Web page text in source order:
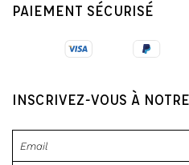
PAIEMENT SÉCURISÉ
INSCRIVEZ-VOUS À